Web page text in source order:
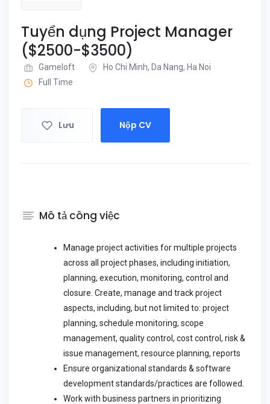
Tuyển dụng Project Manager
($2500-$3500)
Gameloft
Ho Chi Minh, Da Nang, Ha Noi
Full Time
Lưu Nộp CV
Mô tả công việc
Manage project activities for multiple projects
across all project phases, including initiation,
planning, execution, monitoring, control and
closure. Create, manage and track project
aspects, including, but not limited to: project
planning, schedule monitoring, scope
management, quality control, cost control, risk &
issue management, resource planning, reports
Ensure organizational standards & software
development standards/practices are followed.
Work with business partners in prioritizing